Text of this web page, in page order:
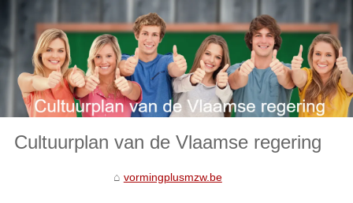
Cultuurplan van de Vlaamse regering
vormingplusmzw.be